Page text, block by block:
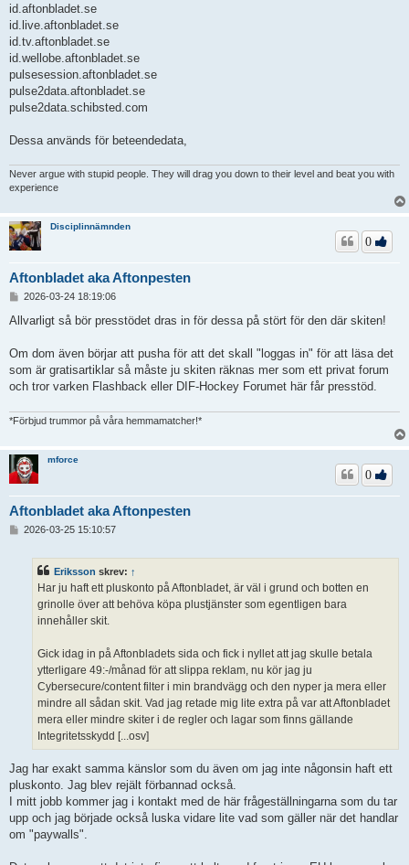
id.aftonbladet.se
id.live.aftonbladet.se
id.tv.aftonbladet.se
id.wellobe.aftonbladet.se
pulsesession.aftonbladet.se
pulse2data.aftonbladet.se
pulse2data.schibsted.com
Dessa används för beteendedata,
Never argue with stupid people. They will drag you down to their level and beat you with
experience
Disciplinnämnden
Aftonbladet aka Aftonpesten
0
l
g
2026-03-24 18:19:06
Allvarligt så bör presstödet dras in för dessa på stört för den där skiten!
Om dom även börjar att pusha för att det skall "loggas in" för att läsa det
som är gratisartiklar så måste ju skiten räknas mer som ett privat forum
och tror varken Flashback eller DIF-Hockey Forumet här får presstöd.
*Förbjud trummor på våra hemmamatcher!*
mforce
Aftonbladet aka Aftonpesten
0
2026-03-25 15:10:57
Eriksson skrev: ↑
Har ju haft ett pluskonto på Aftonbladet, är väl i grund och botten en
grinolle över att behöva köpa plustjänster som egentligen bara
innehåller skit.
Gick idag in på Aftonbladets sida och fick i nyllet att jag skulle betala
ytterligare 49:-/månad för att slippa reklam, nu kör jag ju
Cybersecure/content filter i min brandvägg och den nyper ja mera eller
mindre all sådan skit. Vad jag retade mig lite extra på var att Aftonbladet
mera eller mindre skiter i de regler och lagar som finns gällande
Integritetsskydd [...osv]
Jag har exakt samma känslor som du även om jag inte någonsin haft ett
pluskonto. Jag blev rejält förbannad också.
I mitt jobb kommer jag i kontakt med de här frågeställningarna som du tar
upp och jag började också luska vidare lite vad som gäller när det handlar
om "paywalls".